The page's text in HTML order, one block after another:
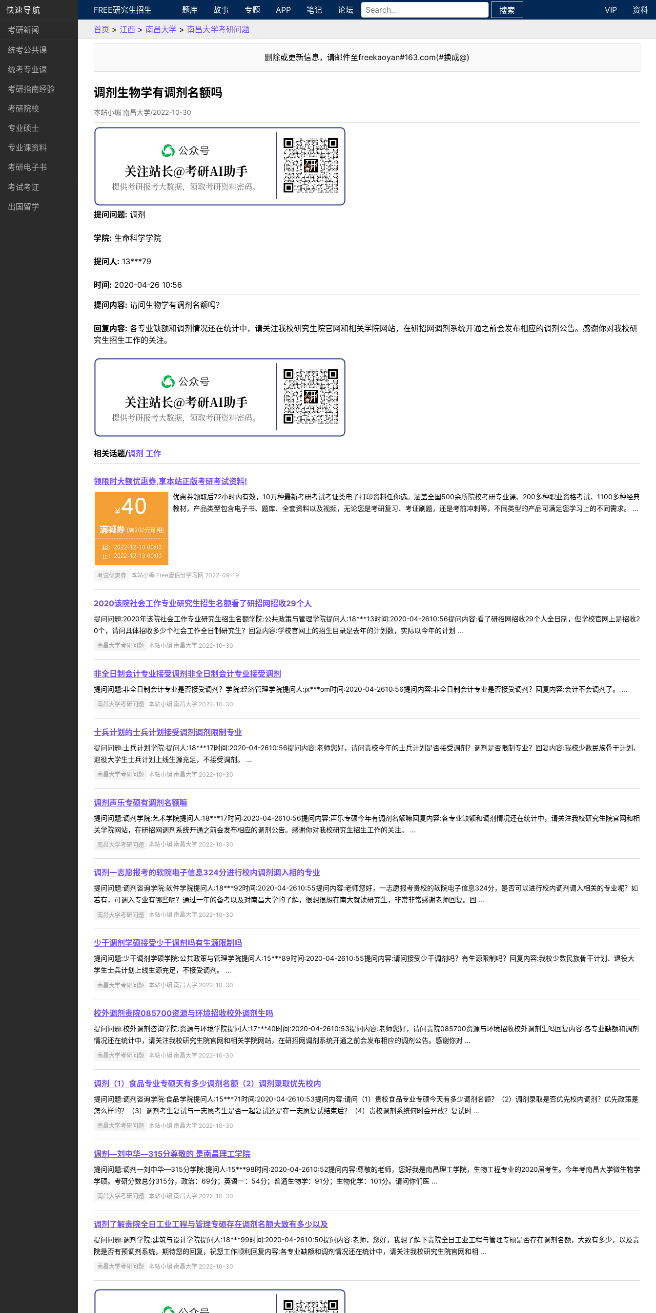
快速导航
考研新闻
统考公共课
统考专业课
考研指南经验
考研院校
专业硕士
专业课资料
考研电子书
考试考证
出国留学
FREE研究生招生 题库 故事 专题 APP 笔记 论坛 搜索 VIP
资料
首页 > 江西 > 南昌大学 > 南昌大学考研问题
删除或更新信息，请邮件至freekaoyan#163.com(#换成@)
调剂生物学有调剂名额吗
本站小编 南昌大学/2022-10-30
提问问题: 调剂
学院: 生命科学学院
提问人: 13***79
时间: 2020-04-26 10:56
提问内容: 请问生物学有调剂名额吗？
回复内容: 各专业缺额和调剂情况还在统计中，请关注我校研究生院官网和相关学院网站，在研招网调剂系统开通之前会发布相应的调剂公告。感谢你对我校研
究生招生工作的关注。
相关话题/调剂 工作
领限时大额优惠券,享本站正版考研考试资料!
优惠券领取后72小时内有效，10万种最新考研考试考证类电子打印资料任你选。涵盖全国500余所院校考研专业课、200多种职业资格考试、1100多种经典
教材，产品类型包含电子书、题库、全套资料以及视频，无论您是考研复习、考证刷题，还是考前冲刺等，不同类型的产品可满足您学习上的不同需求。 ...
考试优惠券 本站小编 Free壹佰分学习网 2022-09-19
2020该院社会工作专业研究生招生名额看了研招网招收29个人
提问问题:2020年该院社会工作专业研究生招生名额学院:公共政策与管理学院提问人:18***13时间:2020-04-2610:56提问内容:看了研招网招收29个人全日制，但学校官网上是招收2
0个，请问具体招收多少个社会工作全日制研究生？回复内容:学校官网上的招生目录是去年的计划数，实际以今年的计划 ...
南昌大学考研问题 本站小编 南昌大学 2022-10-30
非全日制会计专业接受调剂非全日制会计专业接受调剂
提问问题:非全日制会计专业是否接受调剂？学院:经济管理学院提问人:jx***om时间:2020-04-2610:56提问内容:非全日制会计专业是否接受调剂？回复内容:会计不会调剂了。 ...
南昌大学考研问题 本站小编 南昌大学 2022-10-30
士兵计划的士兵计划接受调剂调剂限制专业
提问问题:士兵计划学院:提问人:18***17时间:2020-04-2610:56提问内容:老师您好，请问贵校今年的士兵计划是否接受调剂？调剂是否限制专业？回复内容:我校少数民族骨干计划、
退役大学生士兵计划上线生源充足，不接受调剂。 ...
南昌大学考研问题 本站小编 南昌大学 2022-10-30
调剂声乐专硕有调剂名额嘛
提问问题:调剂学院:艺术学院提问人:18***17时间:2020-04-2610:56提问内容:声乐专硕今年有调剂名额嘛回复内容:各专业缺额和调剂情况还在统计中，请关注我校研究生院官网和相
关学院网站，在研招网调剂系统开通之前会发布相应的调剂公告。感谢你对我校研究生招生工作的关注。 ...
南昌大学考研问题 本站小编 南昌大学 2022-10-30
调剂一志愿报考的软院电子信息324分进行校内调剂调入相的专业
提问问题:调剂咨询学院:软件学院提问人:18***92时间:2020-04-2610:55提问内容:老师您好，一志愿报考贵校的软院电子信息324分，是否可以进行校内调剂调入相关的专业呢？如
若有，可调入专业有哪些呢？通过一年的备考以及对南昌大学的了解，很想很想在南大就读研究生，非常非常感谢老师回复。回 ...
南昌大学考研问题 本站小编 南昌大学 2022-10-30
少干调剂学硕接受少干调剂吗有生源限制吗
提问问题:少干调剂学硕学院:公共政策与管理学院提问人:15***89时间:2020-04-2610:55提问内容:请问接受少干调剂吗？有生源限制吗？回复内容:我校少数民族骨干计划、退役大
学生士兵计划上线生源充足，不接受调剂。 ...
南昌大学考研问题 本站小编 南昌大学 2022-10-30
校外调剂贵院085700资源与环境招收校外调剂生吗
提问问题:校外调剂咨询学院:资源与环境学院提问人:17***40时间:2020-04-2610:53提问内容:老师您好，请问贵院085700资源与环境招收校外调剂生吗回复内容:各专业缺额和调剂
情况还在统计中，请关注我校研究生院官网和相关学院网站，在研招网调剂系统开通之前会发布相应的调剂公告。感谢你对 ...
南昌大学考研问题 本站小编 南昌大学 2022-10-30
调剂（1）食品专业专硕天有多少调剂名额（2）调剂录取优先校内
提问问题:调剂咨询学院:食品学院提问人:15***71时间:2020-04-2610:53提问内容:请问（1）贵校食品专业专硕今天有多少调剂名额？（2）调剂录取是否优先校内调剂？优先政策是
怎么样的？（3）调剂考生复试与一志愿考生是否一起复试还是在一志愿复试结束后？（4）贵校调剂系统何时会开放？复试时 ...
南昌大学考研问题 本站小编 南昌大学 2022-10-30
调剂―刘中华―315分尊敬的 是南昌理工学院
提问问题:调剂―刘中华―315分学院:提问人:15***98时间:2020-04-2610:52提问内容:尊敬的老师，您好我是南昌理工学院，生物工程专业的2020届考生。今年考南昌大学微生物学
学硕。考研分数总分315分，政治：69分；英语一：54分；普通生物学：91分；生物化学：101分。请问你们医 ...
南昌大学考研问题 本站小编 南昌大学 2022-10-30
调剂了解贵院全日工业工程与管理专硕存在调剂名额大致有多少以及
提问问题:调剂学院:建筑与设计学院提问人:18***99时间:2020-04-2610:50提问内容:老师，您好，我想了解下贵院全日工业工程与管理专硕是否存在调剂名额，大致有多少，以及贵
院是否有预调剂系统，期待您的回复，祝您工作顺利回复内容:各专业缺额和调剂情况还在统计中，请关注我校研究生院官网和相 ...
南昌大学考研问题 本站小编 南昌大学 2022-10-30